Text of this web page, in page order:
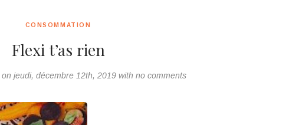
CONSOMMATION
Flexi t’as rien
on jeudi, décembre 12th, 2019 with no comments